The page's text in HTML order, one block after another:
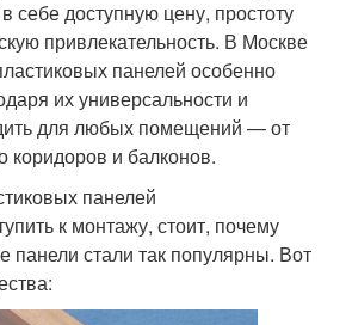
себе доступную цену, простоту
привлекательность. В Москве
панелей особенно
их универсальности и
для любых помещений — от
коридоров и балконов.
панелей
к монтажу, стоит, почему
панели стали так популярны. Вот